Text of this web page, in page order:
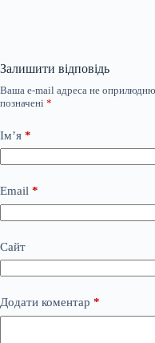
Залишити відповідь
Ваша e-mail адреса не
позначені *
Ім’я *
Email *
Сайт
Додати коментар *